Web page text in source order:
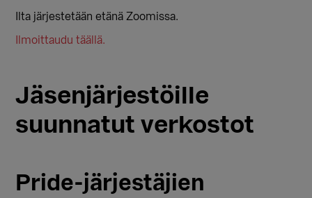
Ilta järjestetään etänä Zoomissa.
Ilmoittaudu täällä.
Jäsenjärjestöille
suunnatut verkostot
Pride-järjestäjien